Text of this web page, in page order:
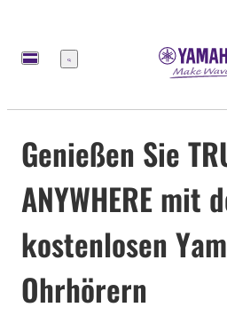
Menü
Genießen Sie
ANYWHERE mit
kostenlosen
Ohrhörern